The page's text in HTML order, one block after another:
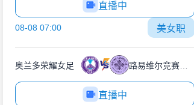
直播中
08-08 07:00 美女职
奥兰多荣耀女足 路易维尔竞赛女足
直播中